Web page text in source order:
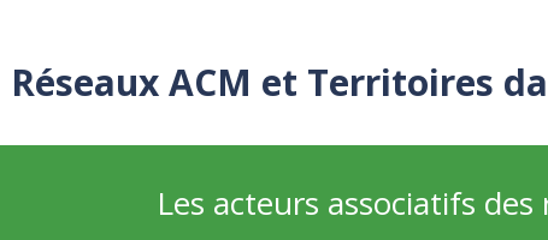
Réseaux ACM et Territoires
Les acteurs associatifs des